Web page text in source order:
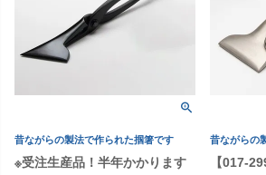
昔ながらの製法で作られた掴箸です
※受注生産品！半年かかります
昔ながらの
【017-